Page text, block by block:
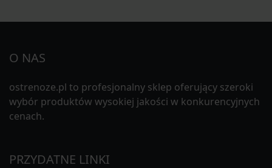
O NAS
ostrenoze.pl to profesjonalny sklep oferujący szeroki
wybór produktów wysokiej jakości w konkurencyjnych
cenach.
PRZYDATNE LINKI